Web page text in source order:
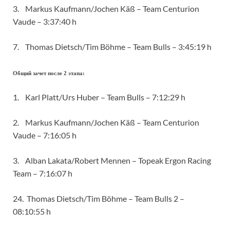
3. Markus Kaufmann/Jochen Käß – Team Centurion
Vaude – 3:37:40 h
7. Thomas Dietsch/Tim Böhme – Team Bulls – 3:45:19 h
Общий зачет после 2 этапа:
1. Karl Platt/Urs Huber – Team Bulls – 7:12:29 h
2. Markus Kaufmann/Jochen Käß – Team Centurion
Vaude – 7:16:05 h
3. Alban Lakata/Robert Mennen – Topeak Ergon Racing
Team – 7:16:07 h
24. Thomas Dietsch/Tim Böhme – Team Bulls 2 –
08:10:55 h